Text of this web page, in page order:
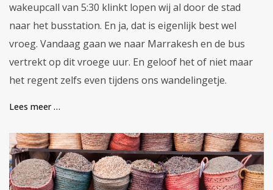
wakeupcall van 5:30 klinkt lopen wij al door de stad
naar het busstation. En ja, dat is eigenlijk best wel
vroeg. Vandaag gaan we naar Marrakesh en de bus
vertrekt op dit vroege uur. En geloof het of niet maar
het regent zelfs even tijdens ons wandelingetje.
Lees meer …